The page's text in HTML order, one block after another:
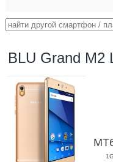
BLU Grand M2